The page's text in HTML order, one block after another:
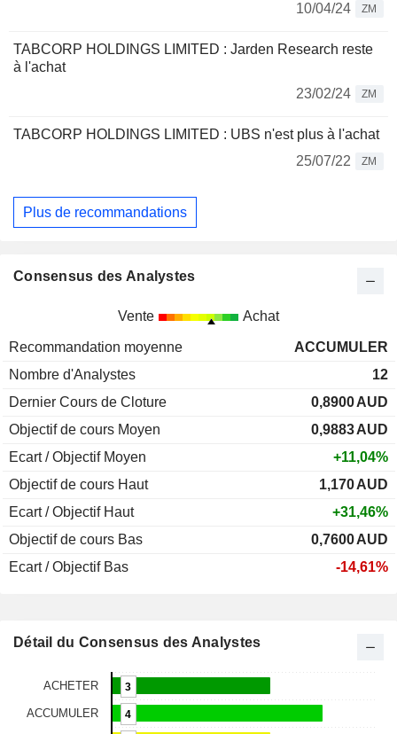
10/04/24
ZM
TABCORP HOLDINGS LIMITED : Jarden Research reste
à l'achat
23/02/24
ZM
TABCORP HOLDINGS LIMITED : UBS n'est plus à l'achat
25/07/22
ZM
Plus de recommandations
Consensus des Analystes
Vente Achat
Recommandation moyenne
ACCUMULER
Nombre d'Analystes
12
Dernier Cours de Cloture
0,8900AUD
Objectif de cours Moyen
0,9883AUD
Ecart / Objectif Moyen
+11,04%
Objectif de cours Haut
1,170AUD
Ecart / Objectif Haut
+31,46%
Objectif de cours Bas
0,7600AUD
Ecart / Objectif Bas
-14,61%
Détail du Consensus des Analystes